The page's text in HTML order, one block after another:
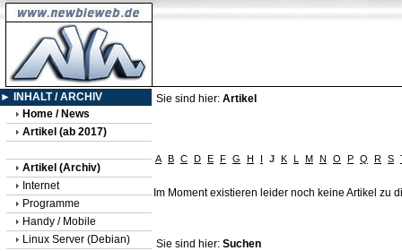
► INHALT / ARCHIV
Home / News
Artikel (ab 2017)
Artikel (Archiv)
Internet
Programme
Handy / Mobile
Linux Server (Debian)
Sie sind hier: Artikel
A B C D E F G H I J K L M N O P Q R S
Im Moment existieren leider noch keine Artikel zu
Sie sind hier: Suchen